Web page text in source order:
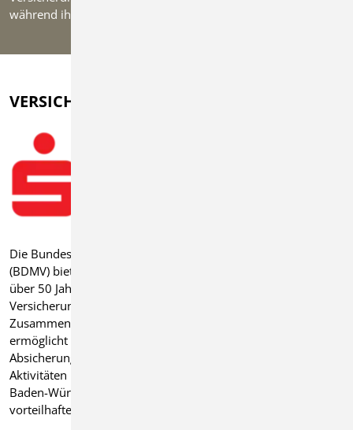
während ihrer Aktivitäten abzusichern.
VERSICHERUNGEN
Die Bundesvereinigung Deutscher Musikverbände e.V.
(BDMV) bietet ihren Mitgliedsverbänden und Vereinen seit
über 50 Jahren einen Rahmenvertrag mit individuellem
Versicherungsschutz zu Sonderkonditionen an. In
Zusammenarbeit mit der SV SparkassenVersicherung
ermöglicht dieser Rahmenvertrag eine umfassende
Absicherung für Vereine und deren Mitglieder während ihrer
Aktivitäten im Verein. Als Mitglied des Blasmusikverbands
Baden-Württemberg e.V. (BVBW) profitieren die Vereine von
vorteilhaften Bedingungen und einem verlässlichen Partner.
Impressum